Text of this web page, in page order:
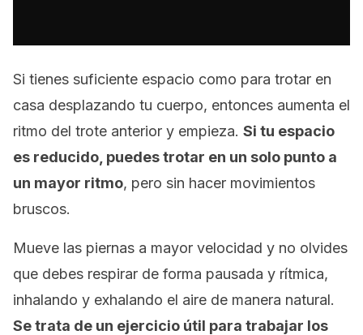
Si tienes suficiente espacio como para trotar en
casa desplazando tu cuerpo, entonces aumenta el
ritmo del trote anterior y empieza. Si tu espacio
es reducido, puedes trotar en un solo punto a
un mayor ritmo, pero sin hacer movimientos
bruscos.
Mueve las piernas a mayor velocidad y no olvides
que debes respirar de forma pausada y rítmica,
inhalando y exhalando el aire de manera natural.
Se trata de un ejercicio útil para trabajar los